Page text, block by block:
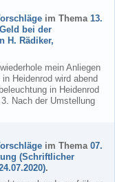
im Thema 13.
bei der
H. Rädiker,
mein Anliegen
Heidenrod wird abend
in Heidenrod
Nach der Umstellung
im Thema 07.
(Schriftlicher
.